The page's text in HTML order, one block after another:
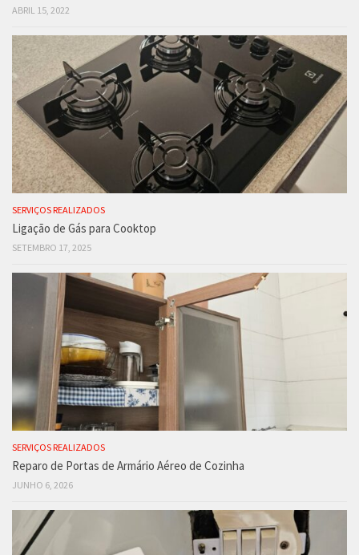
ABRIL 15, 2022
SERVIÇOS REALIZADOS
Ligação de Gás para Cooktop
SETEMBRO 17, 2025
SERVIÇOS REALIZADOS
Reparo de Portas de Armário Aéreo de Cozinha
JUNHO 6, 2026